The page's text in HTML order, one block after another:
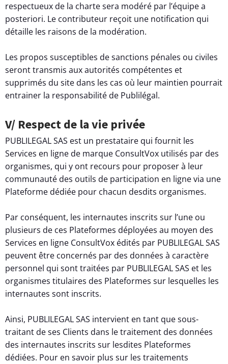
respectueux de la charte sera modéré par l’équipe a
posteriori. Le contributeur reçoit une notification qui
détaille les raisons de la modération.
Les propos susceptibles de sanctions pénales ou civiles
seront transmis aux autorités compétentes et
supprimés du site dans les cas où leur maintien pourrait
entrainer la responsabilité de Publilégal.
V/ Respect de la vie privée
PUBLILEGAL SAS est un prestataire qui fournit les
Services en ligne de marque ConsultVox utilisés par des
organismes, qui y ont recours pour proposer à leur
communauté des outils de participation en ligne via une
Plateforme dédiée pour chacun desdits organismes.
Par conséquent, les internautes inscrits sur l’une ou
plusieurs de ces Plateformes déployées au moyen des
Services en ligne ConsultVox édités par PUBLILEGAL SAS
peuvent être concernés par des données à caractère
personnel qui sont traitées par PUBLILEGAL SAS et les
organismes titulaires des Plateformes sur lesquelles les
internautes sont inscrits.
Ainsi, PUBLILEGAL SAS intervient en tant que sous-
traitant de ses Clients dans le traitement des données
des internautes inscrits sur lesdites Plateformes
dédiées. Pour en savoir plus sur les traitements